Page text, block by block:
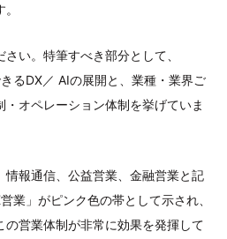
い。特筆すべき部分として、
るDX／ AIの展開と、業種・業界ご
オペレーション体制を挙げていま
情報通信、公益営業、金融営業と記
業」がピンク色の帯として示され、
の営業体制が非常に効果を発揮して